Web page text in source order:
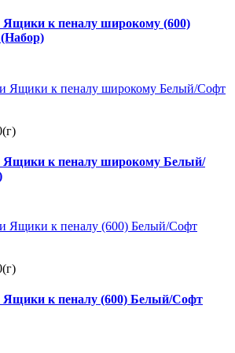
к пеналу широкому (600)
Ящики к пеналу широкому Белый/
к пеналу (600) Белый/Софт